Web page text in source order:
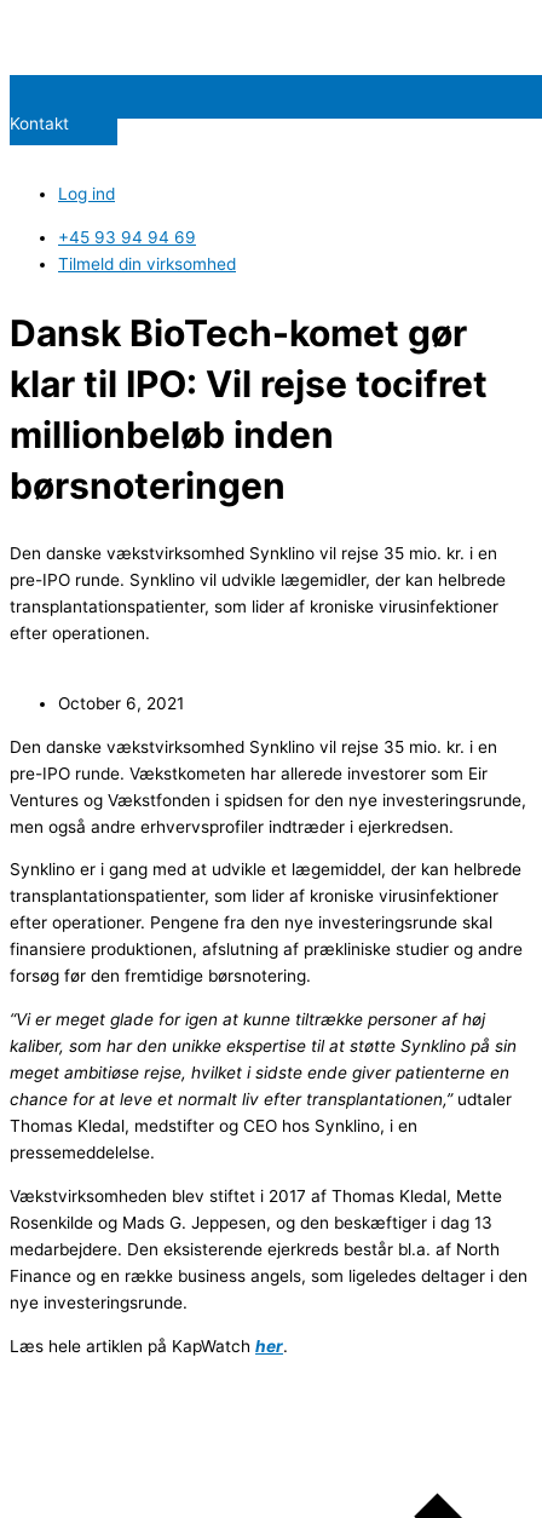
Kontakt
Log ind
+45 93 94 94 69
Tilmeld din virksomhed
Dansk BioTech-komet gør
klar til IPO: Vil rejse tocifret
millionbeløb inden
børsnoteringen
Den danske vækstvirksomhed Synklino vil rejse 35 mio. kr. i en
pre-IPO runde. Synklino vil udvikle lægemidler, der kan helbrede
transplantationspatienter, som lider af kroniske virusinfektioner
efter operationen.
October 6, 2021
Den danske vækstvirksomhed Synklino vil rejse 35 mio. kr. i en
pre-IPO runde. Vækstkometen har allerede investorer som Eir
Ventures og Vækstfonden i spidsen for den nye investeringsrunde,
men også andre erhvervsprofiler indtræder i ejerkredsen.
Synklino er i gang med at udvikle et lægemiddel, der kan helbrede
transplantationspatienter, som lider af kroniske virusinfektioner
efter operationer. Pengene fra den nye investeringsrunde skal
finansiere produktionen, afslutning af prækliniske studier og andre
forsøg før den fremtidige børsnotering.
“Vi er meget glade for igen at kunne tiltrække personer af høj
kaliber, som har den unikke ekspertise til at støtte Synklino på sin
meget ambitiøse rejse, hvilket i sidste ende giver patienterne en
chance for at leve et normalt liv efter transplantationen,”udtaler
Thomas Kledal, medstifter og CEO hos Synklino, i en
pressemeddelelse.
Vækstvirksomheden blev stiftet i 2017 af Thomas Kledal, Mette
Rosenkilde og Mads G. Jeppesen, og den beskæftiger i dag 13
medarbejdere. Den eksisterende ejerkreds består bl.a. af North
Finance og en række business angels, som ligeledes deltager i den
nye investeringsrunde.
Læs hele artiklen på KapWatch her.